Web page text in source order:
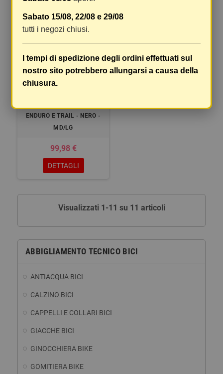
ABBIGLIAMENTO TECNICO BICI
ANTIACQUA BICI
CALZINO BICI
CAPPELLI E COLLARI BICI
GIACCHE BICI
GINOCCHIERA BIKE
GOMITIERA BIKE
TROY LEE DESIGN -
ENDURO E TRAIL - NERO -
MD/LG
99,98 €
DETTAGLI
Visualizzati 1-11 su 11 articoli
Sabato 15/08, 22/08 e 29/08
tutti i negozi chiusi.
I tempi di spedizione degli ordini effettuati sul
nostro sito potrebbero allungarsi a causa della
chiusura.